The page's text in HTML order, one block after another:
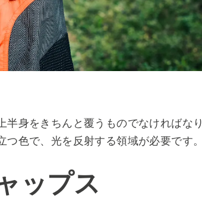
身をきちんと覆うものでなければなり
色で、光を反射する領域が必要です。
ップス